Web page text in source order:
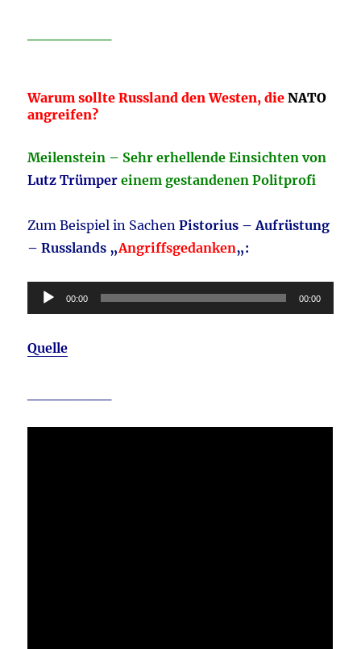
Warum sollte Russland den Westen, dieNATO
angreifen?
Meilenstein – Sehr erhellende Einsichten von
Lutz Trümper einem gestandenen Politprofi
Zum Beispiel in SachenPistorius – Aufrüstung
– Russlands „Angriffsgedanken„:
Audio-
Player
00:00 00:00
Quelle